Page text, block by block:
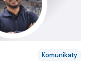
Komunikaty